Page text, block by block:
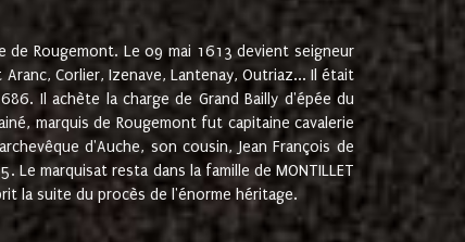
de Rougemont. Le 09 mai 1613 devient seigneur
Aranc, Corlier, Izenave, Lantenay, Outriaz... Il était
Il achète la charge de Grand Bailly d'épée du
marquis de Rougemont fut capitaine cavalerie
d'Auche, son cousin, Jean François de
marquisat resta dans la famille de MONTILLET
la suite du procès de l'énorme héritage.